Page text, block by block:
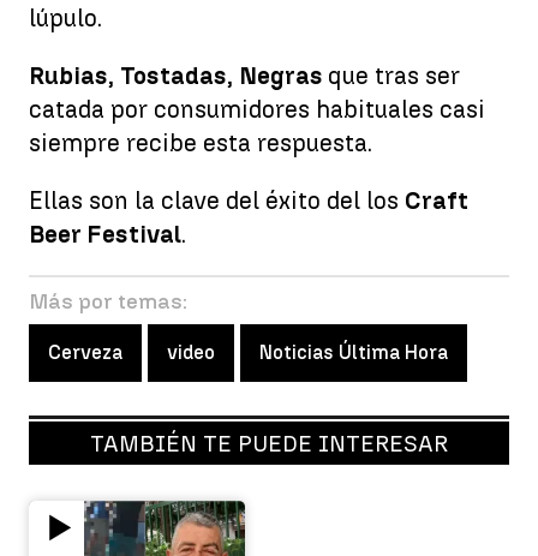
lúpulo.
Rubias, Tostadas, Negras que tras ser
catada por consumidores habituales casi
siempre recibe esta respuesta.
Ellas son la clave del éxito del los Craft
Beer Festival.
Más por temas:
Cerveza video Noticias Última Hora
TAMBIÉN TE PUEDE INTERESAR